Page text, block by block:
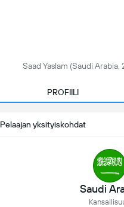
Saad Yaslam (Saudi
PROFIILI
Pelaajan yksityiskohdat
Saudi